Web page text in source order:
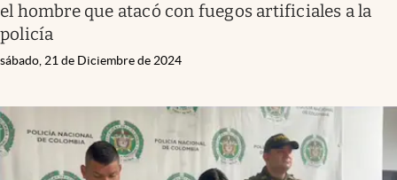
el hombre que atacó con fuegos artificiales a la
policía
sábado, 21 de Diciembre de 2024